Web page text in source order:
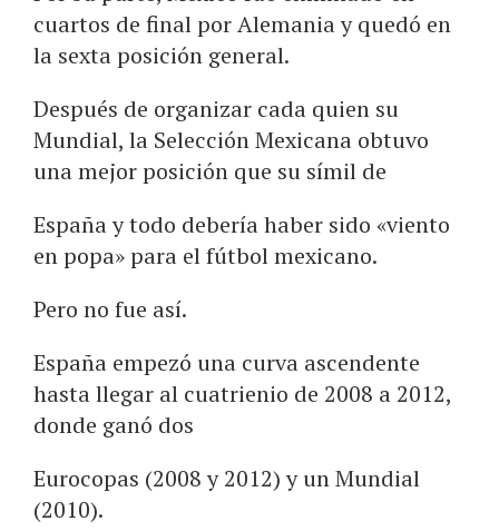
cuartos de final por Alemania y quedó en
la sexta posición general.
Después de organizar cada quien su
Mundial, la Selección Mexicana obtuvo
una mejor posición que su símil de
España y todo debería haber sido «viento
en popa» para el fútbol mexicano.
Pero no fue así.
España empezó una curva ascendente
hasta llegar al cuatrienio de 2008 a 2012,
donde ganó dos
Eurocopas (2008 y 2012) y un Mundial
(2010).